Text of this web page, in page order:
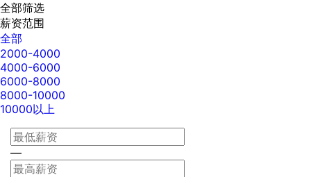
全部筛选
薪资范围
全部
2000-4000
4000-6000
6000-8000
8000-10000
10000以上
—